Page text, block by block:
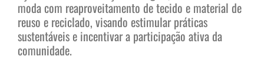
moda com reaproveitamento de tecido e material de
reuso e reciclado, visando estimular práticas
sustentáveis e incentivar a participação ativa da
comunidade.